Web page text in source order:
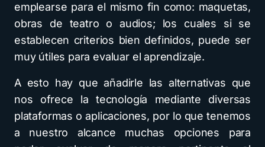
emplearse para el mismo fin como: maquetas,
obras de teatro o audios; los cuales si se
establecen criterios bien definidos, puede ser
muy útiles para evaluar el aprendizaje.
A esto hay que añadirle las alternativas que
nos ofrece la tecnología mediante diversas
plataformas o aplicaciones, por lo que tenemos
a nuestro alcance muchas opciones para